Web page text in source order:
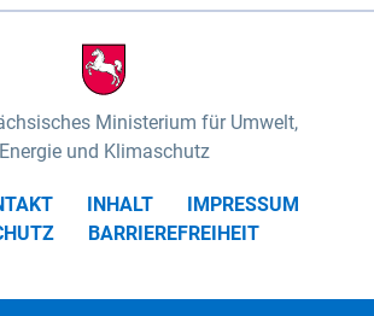
Ministerium für Umwelt,
Energie und Klimaschutz
INHALT
IMPRESSUM
BARRIEREFREIHEIT